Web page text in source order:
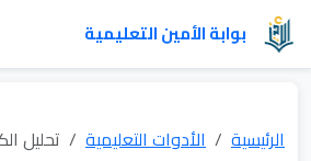
بوابة الأمين التعليمية
الرئيسية الأدوات التعليمية تحليل